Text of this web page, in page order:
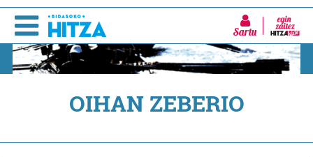
Sartu
OIHAN ZEBERIO